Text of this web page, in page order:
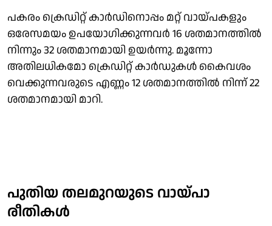
പകരം ക്രെഡിറ്റ് കാര്‍ഡിനൊപ്പം മറ്റ് വായ്പകളും
ഒരേസമയം ഉപയോഗിക്കുന്നവര്‍ 16 ശതമാനത്തില്‍
നിന്നും 32 ശതമാനമായി ഉയര്‍ന്നു. മൂന്നോ
അതിലധികമോ ക്രെഡിറ്റ് കാര്‍ഡുകള്‍ കൈവശം
വെക്കുന്നവരുടെ എണ്ണം 12 ശതമാനത്തില്‍ നിന്ന് 22
ശതമാനമായി മാറി.
പുതിയ തലമുറയുടെ വായ്പാ
രീതികള്‍